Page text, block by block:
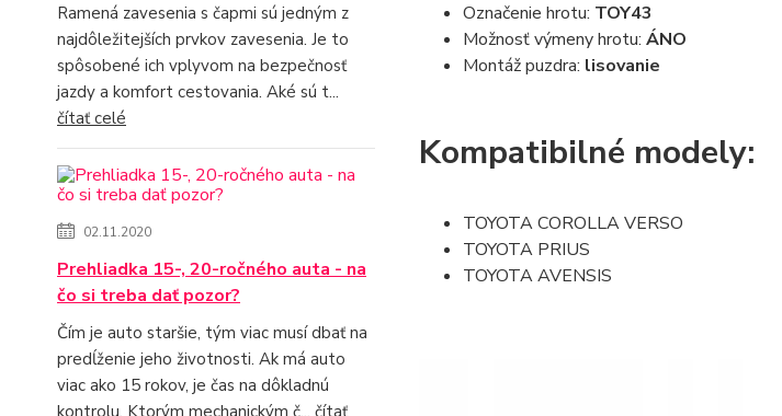
Ramená zavesenia s čapmi sú jedným z
najdôležitejších prvkov zavesenia. Je to
spôsobené ich vplyvom na bezpečnosť
jazdy a komfort cestovania. Aké sú t...
čítať celé
02.11.2020
Prehliadka 15-, 20-ročného auta - na
čo si treba dať pozor?
Čím je auto staršie, tým viac musí dbať na
predĺženie jeho životnosti. Ak má auto
viac ako 15 rokov, je čas na dôkladnú
kontrolu. Ktorým mechanickým č... čítať
Označenie hrotu: TOY43
Možnosť výmeny hrotu: ÁNO
Montáž puzdra: lisovanie
Kompatibilné modely:
TOYOTA COROLLA VERSO
TOYOTA PRIUS
TOYOTA AVENSIS